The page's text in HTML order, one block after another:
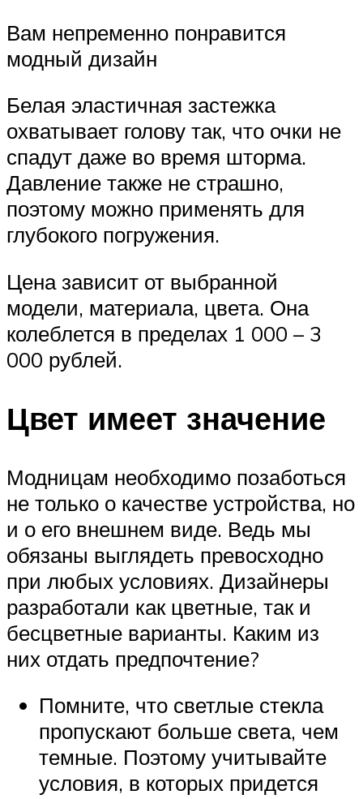
Вам непременно понравится
модный дизайн
Белая эластичная застежка
охватывает голову так, что очки не
спадут даже во время шторма.
Давление также не страшно,
поэтому можно применять для
глубокого погружения.
Цена зависит от выбранной
модели, материала, цвета. Она
колеблется в пределах 1 000 – 3
000 рублей.
Цвет имеет значение
Модницам необходимо позаботься
не только о качестве устройства, но
и о его внешнем виде. Ведь мы
обязаны выглядеть превосходно
при любых условиях. Дизайнеры
разработали как цветные, так и
бесцветные варианты. Каким из
них отдать предпочтение?
Помните, что светлые стекла
пропускают больше света, чем
темные. Поэтому учитывайте
условия, в которых придется